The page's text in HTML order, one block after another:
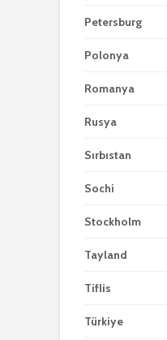
Petersburg
Polonya
Romanya
Rusya
Sırbıstan
Sochi
Stockholm
Tayland
Tiflis
Türkiye